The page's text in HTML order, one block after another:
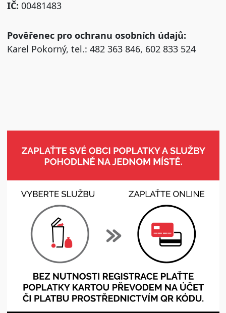
IČ: 00481483
Pověřenec pro ochranu osobních údajů:
Karel Pokorný, tel.: 482 363 846, 602 833 524